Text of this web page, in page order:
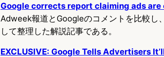
Google corrects report claiming ads
Adweek報道とGoogleのコメントを比較し
して整理した解説記事である。
EXCLUSIVE: Google Tells Advertisers